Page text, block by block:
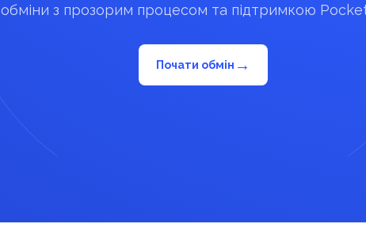
обміни з прозорим процесом та підтримкою
Почати обмін →